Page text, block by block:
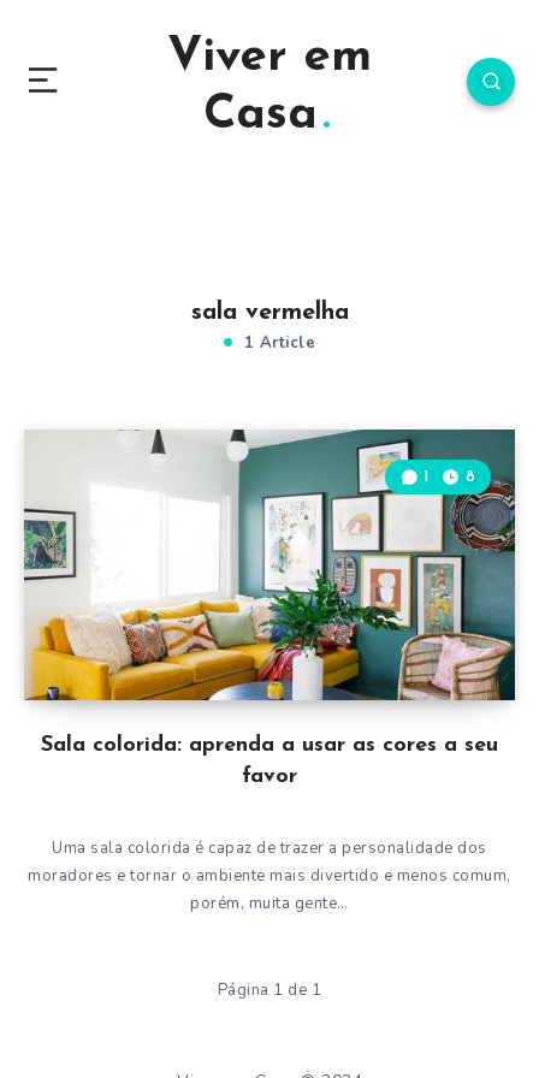
Viver em
Casa
sala vermelha
1 Article
Sala colorida: aprenda a usar as cores a seu
favor
1 8
Uma sala colorida é capaz de trazer a personalidade dos
moradores e tornar o ambiente mais divertido e menos comum,
porém, muita gente…
Página 1 de 1